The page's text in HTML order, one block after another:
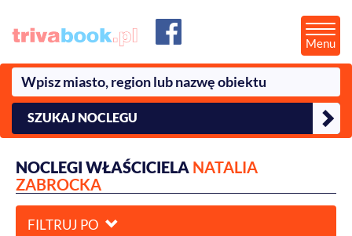
Menu
SZUKAJ NOCLEGU
NOCLEGI WŁAŚCICIELA NATALIA
ZABROCKA
FILTRUJ PO